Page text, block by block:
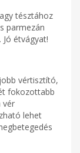
tésztához
parmezán
étvágyat!
vértisztító,
fokozottabb
vér
lehet